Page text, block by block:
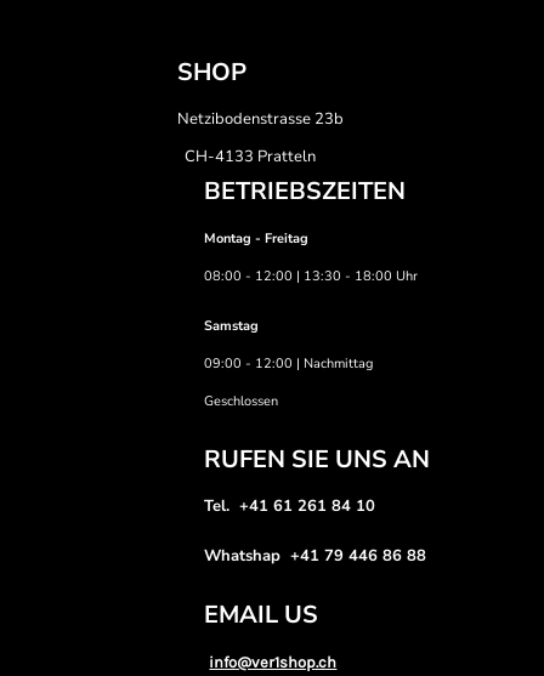
SHOP
Netzibodenstrasse 23b
CH-4133 Pratteln
BETRIEBSZEITEN
Montag - Freitag
08:00 - 12:00 | 13:30 - 18:00 Uhr
Samstag
09:00 - 12:00 | Nachmittag
Geschlossen
RUFEN SIE UNS AN
Tel. +41 61 261 84 10
Whatshap +41 79 446 86 88
EMAIL US
info@ver1shop.ch